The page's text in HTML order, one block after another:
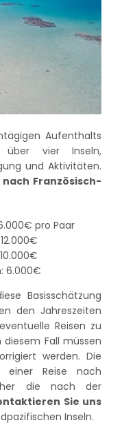
Aufenthalts
über vier Inseln,
und Aktivitäten.
Französisch-
pro Paar
6.000€
Basisschätzung
den Jahreszeiten
Reisen zu
Fall müssen
werden. Die
einer Reise nach
die nach der
Sie uns
Inseln.